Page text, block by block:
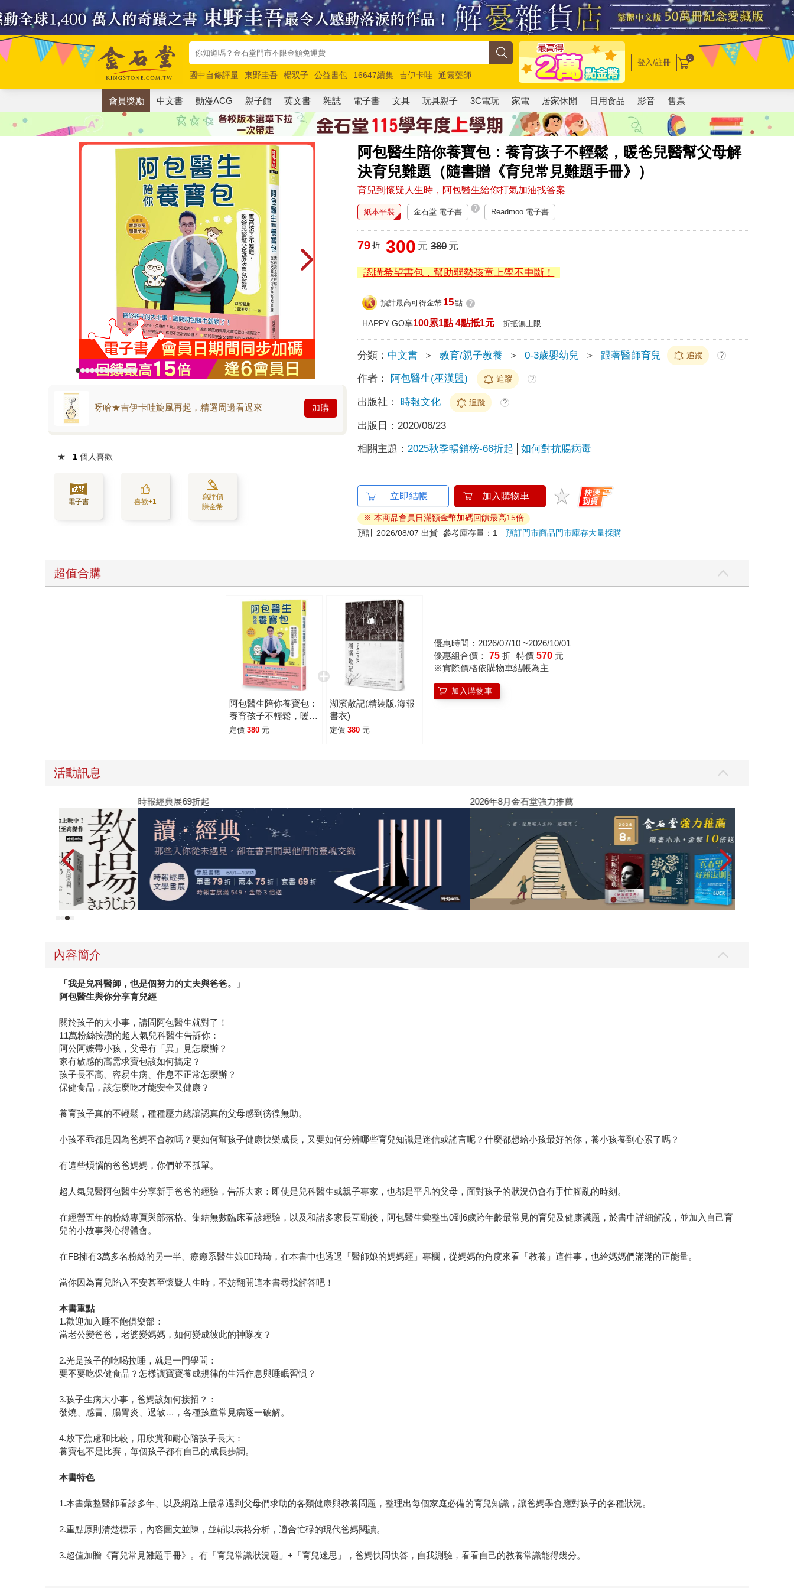
國中自修評量 東野圭吾 楊双子 公益書包 16647續集 吉伊卡哇
通靈藥師
唯紅花綻放
奧德賽 路邊攤新作 馬斯克 玩具總動員5 超慢跑
登入/註冊 0
會員獎勵 中文書 動漫ACG 親子館 英文書 雜誌 電子書 文具 玩具親子 3C電玩 家電 居家休閒 日用食品 影音 售票
阿包醫生陪你養寶包：養育孩子不輕鬆，暖爸兒醫幫父母解
決育兒難題（隨書贈《育兒常見難題手冊》）
育兒到懷疑人生時，阿包醫生給你打氣加油找答案
呀哈★吉伊卡哇旋風再起，精選周邊看過來 加購
★ 1 個人喜歡
電子書 喜歡+1
寫評價
賺金幣
紙本平裝 金石堂 電子書 ? Readmoo 電子書
79 折 300 元 380元
認購希望書包，幫助弱勢孩童上學不中斷！
預計最高可得金幣 15點 ?
HAPPY GO享100累1點 4點抵1元 折抵無上限
分類： 中文書 ＞ 教育/親子教養 ＞ 0-3歲嬰幼兒 ＞ 跟著醫師育兒 追蹤 ?
作者： 阿包醫生(巫漢盟) 追蹤 ?
出版社： 時報文化 追蹤 ?
出版日： 2020/06/23
相關主題： 2025秋季暢銷榜-66折起 如何對抗腸病毒
立即結帳 加入購物車
※ 本商品會員日滿額金幣加碼回饋最高15倍
預計 2026/08/07 出貨 參考庫存量：1預訂門市商品門市庫存大量採購
超值合購
阿包醫生陪你養寶包：
養育孩子不輕鬆，暖爸
兒醫幫父母解決育兒難
定價 380 元
湖濱散記(精裝版.海報
書衣)
定價 380 元
優惠時間：2026/07/10 ~2026/10/01
優惠組合價： 75 折 特價 570 元
※實際價格依購物車結帳為主
加入購物車
活動訊息
2026年8月金石堂強力推薦
內容簡介
「我是兒科醫師，也是個努力的丈夫與爸爸。」
阿包醫生與你分享育兒經
關於孩子的大小事，請問阿包醫生就對了！
11萬粉絲按讚的超人氣兒科醫生告訴你：
阿公阿嬤帶小孩，父母有「異」見怎麼辦？
家有敏感的高需求寶包該如何搞定？
孩子長不高、容易生病、作息不正常怎麼辦？
保健食品，該怎麼吃才能安全又健康？
養育孩子真的不輕鬆，種種壓力總讓認真的父母感到徬徨無助。
小孩不乖都是因為爸媽不會教嗎？要如何幫孩子健康快樂成長，又要如何分辨哪些育兒知識是迷信或謠言呢？什麼都想給小孩最好的你，養小孩養到心累了嗎？
有這些煩惱的爸爸媽媽，你們並不孤單。
超人氣兒醫阿包醫生分享新手爸爸的經驗，告訴大家：即使是兒科醫生或親子專家，也都是平凡的父母，面對孩子的狀況仍會有手忙腳亂的時刻。
在經營五年的粉絲專頁與部落格、集結無數臨床看診經驗，以及和諸多家長互動後，阿包醫生彙整出0到6歲跨年齡最常見的育兒及健康議題，於書中詳細解說，並加入自己育
兒的小故事與心得體會。
在FB擁有3萬多名粉絲的另一半、療癒系醫生娘琦琦，在本書中也透過「醫師娘的媽媽經」專欄，從媽媽的角度來看「教養」這件事，也給媽媽們滿滿的正能量。
當你因為育兒陷入不安甚至懷疑人生時，不妨翻開這本書尋找解答吧！
本書重點
1.歡迎加入睡不飽俱樂部：
當老公變爸爸，老婆變媽媽，如何變成彼此的神隊友？
2.光是孩子的吃喝拉睡，就是一門學問：
要不要吃保健食品？怎樣讓寶寶養成規律的生活作息與睡眠習慣？
3.孩子生病大小事，爸媽該如何接招？：
發燒、感冒、腸胃炎、過敏…，各種孩童常見病逐一破解。
4.放下焦慮和比較，用欣賞和耐心陪孩子長大：
養寶包不是比賽，每個孩子都有自己的成長步調。
本書特色
1.本書彙整醫師看診多年、以及網路上最常遇到父母們求助的各類健康與教養問題，整理出每個家庭必備的育兒知識，讓爸媽學會應對孩子的各種狀況。
2.重點原則清楚標示，內容圖文並陳，並輔以表格分析，適合忙碌的現代爸媽閱讀。
3.超值加贈《育兒常見難題手冊》。有「育兒常識狀況題」+「育兒迷思」，爸媽快問快答，自我測驗，看看自己的教養常識能得幾分。